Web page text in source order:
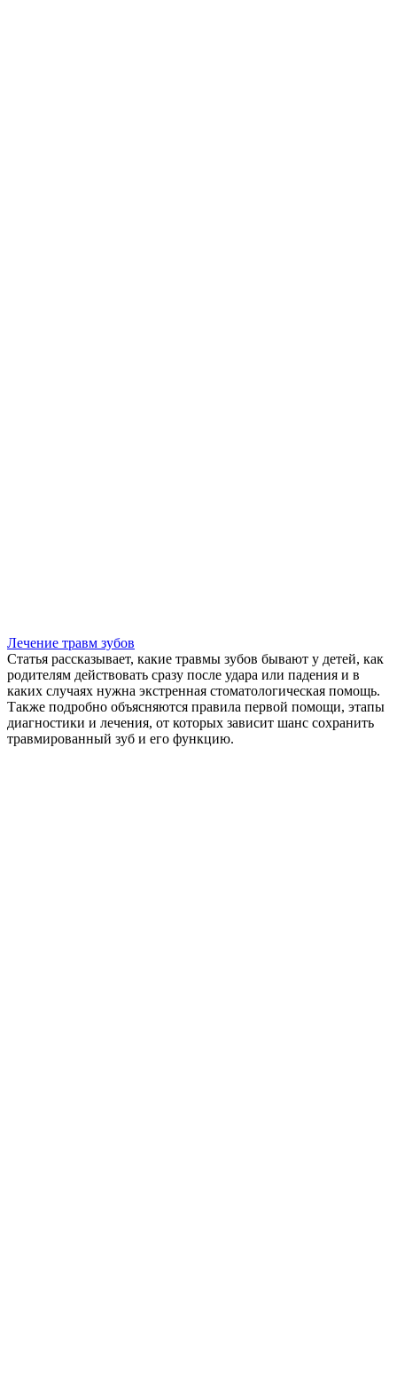
Лечение травм зубов
Статья рассказывает, какие травмы зубов бывают у детей, как
родителям действовать сразу после удара или падения и в
каких случаях нужна экстренная стоматологическая помощь.
Также подробно объясняются правила первой помощи, этапы
диагностики и лечения, от которых зависит шанс сохранить
травмированный зуб и его функцию.